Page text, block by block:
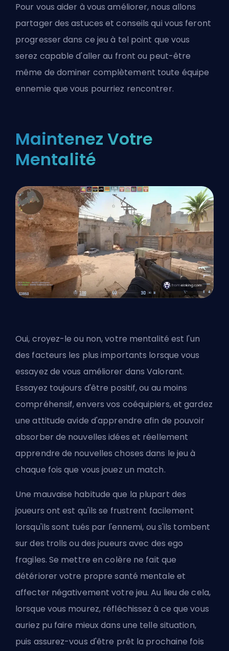
Pour vous aider à vous améliorer, nous allons
partager des astuces et conseils qui vous feront
progresser dans ce jeu à tel point que vous
serez capable d'aller au front ou peut-être
même de dominer complètement toute équipe
ennemie que vous pourriez rencontrer.
Maintenez Votre
Mentalité
Oui, croyez-le ou non, votre mentalité est l'un
des facteurs les plus importants lorsque vous
essayez de vous améliorer dans Valorant.
Essayez toujours d'être positif, ou au moins
compréhensif, envers vos coéquipiers, et gardez
une attitude avide d'apprendre afin de pouvoir
absorber de nouvelles idées et réellement
apprendre de nouvelles choses dans le jeu à
chaque fois que vous jouez un match.
Une mauvaise habitude que la plupart des
joueurs ont est qu'ils se frustrent facilement
lorsqu'ils sont tués par l'ennemi, ou s'ils tombent
sur des trolls ou des joueurs avec des ego
fragiles. Se mettre en colère ne fait que
détériorer votre propre santé mentale et
affecter négativement votre jeu. Au lieu de cela,
lorsque vous mourez, réfléchissez à ce que vous
auriez pu faire mieux dans une telle situation,
puis assurez-vous d'être prêt la prochaine fois